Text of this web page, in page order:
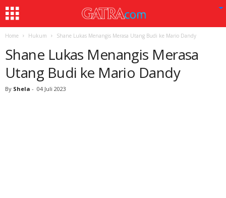
Home Hukum Shane Lukas Menangis Merasa Utang Budi ke Mario Dandy
Shane Lukas Menangis Merasa
Utang Budi ke Mario Dandy
By Shela - 04 Juli 2023